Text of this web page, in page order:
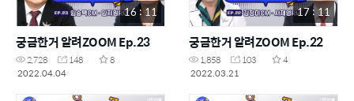
16 : 11
궁금한거 알려ZOOM Ep.23
2,728 148
8
2022.04.04
17 : 11
궁금한거 알려ZOOM Ep.22
1,858 103
4
2022.03.21